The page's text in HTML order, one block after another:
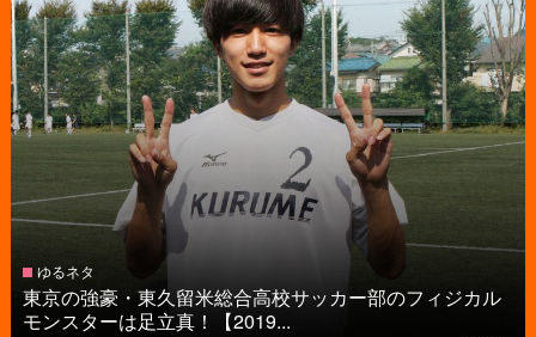
ゆるネタ
東京の強豪・東久留米総合高校サッカー部のフィジカル
モンスターは足立真！【2019...